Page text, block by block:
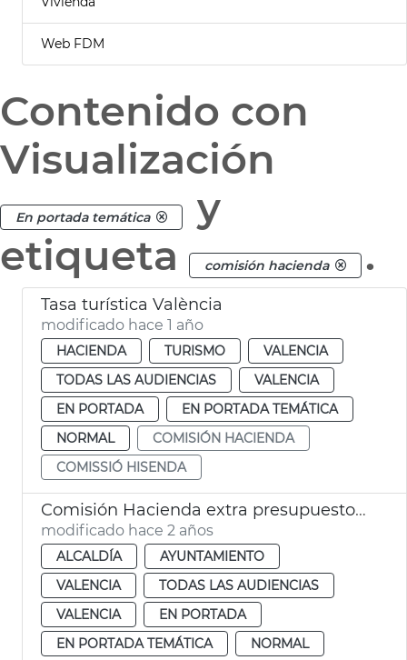
Web FDM
Contenido con
Visualización
En portada temática
y
etiqueta
comisión hacienda .
Tasa turística València
modificado hace 1 año
HACIENDA TURISMO
VALENCIA
TODAS LAS AUDIENCIAS
VALENCIA
EN PORTADA
EN PORTADA TEMÁTICA
NORMAL
COMISIÓN HACIENDA
COMISSIÓ HISENDA
Comisión Hacienda extra presupuesto 2024
modificado hace 2 años
ALCALDÍA
AYUNTAMIENTO
VALENCIA
TODAS LAS AUDIENCIAS
VALENCIA
EN PORTADA
EN PORTADA TEMÁTICA
NORMAL